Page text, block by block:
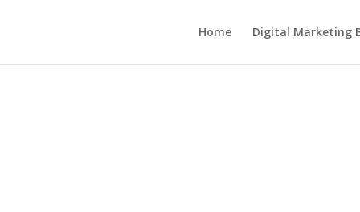
Home Digital Marketing